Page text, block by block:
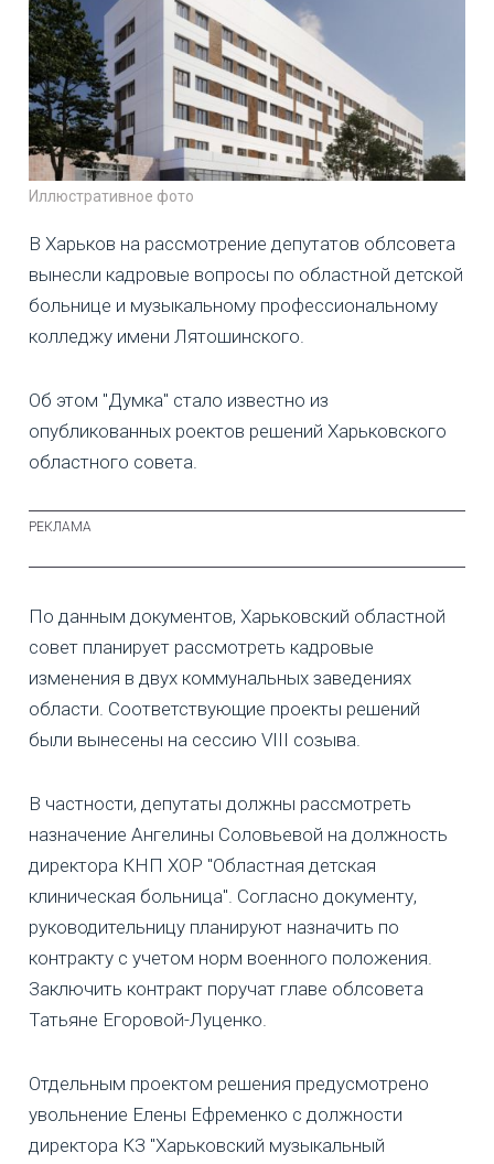
Иллюстративное фото
В Харьков на рассмотрение депутатов облсовета
вынесли кадровые вопросы по областной детской
больнице и музыкальному профессиональному
колледжу имени Лятошинского.
Об этом "Думка" стало известно из
опубликованных роектов решений Харьковского
областного совета.
По данным документов, Харьковский областной
совет планирует рассмотреть кадровые
изменения в двух коммунальных заведениях
области. Соответствующие проекты решений
были вынесены на сессию VIII созыва.
В частности, депутаты должны рассмотреть
назначение Ангелины Соловьевой на должность
директора КНП ХОР "Областная детская
клиническая больница". Согласно документу,
руководительницу планируют назначить по
контракту с учетом норм военного положения.
Заключить контракт поручат главе облсовета
Татьяне Егоровой-Луценко.
Отдельным проектом решения предусмотрено
увольнение Елены Ефременко с должности
директора КЗ "Харьковский музыкальный